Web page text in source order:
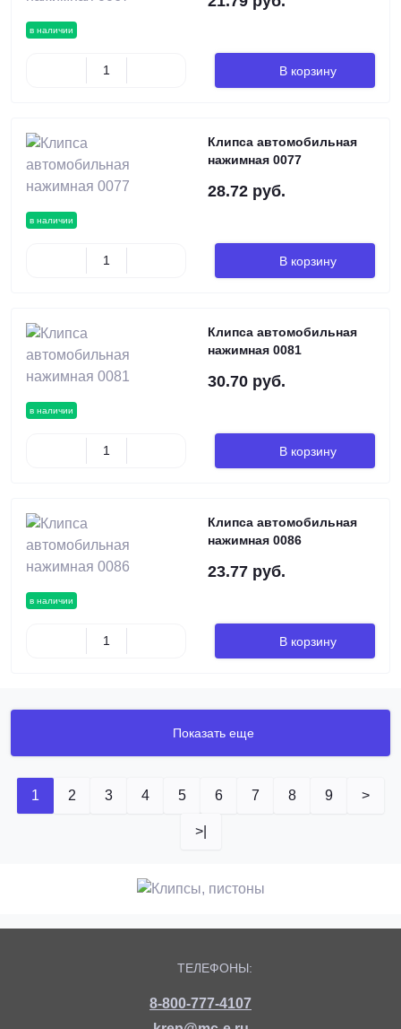
в наличии
В корзину
в наличии
Клипса автомобильная
нажимная 0077
28.72 руб.
В корзину
в наличии
Клипса автомобильная
нажимная 0081
30.70 руб.
В корзину
в наличии
Клипса автомобильная
нажимная 0086
23.77 руб.
В корзину
Показать еще
1 2 3 4 5 6 7 8 9 >
>|
ТЕЛЕФОНЫ:
8-800-777-4107